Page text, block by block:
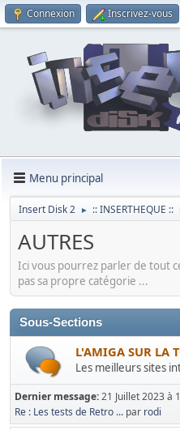
Connexion Inscrivez-vous
Menu principal
Insert Disk 2 ► :: INSERTHEQUE ::
AUTRES
Ici vous pourrez parler de tout
pas sa propre catégorie ...
Sous-Sections
L'AMIGA SUR LA
Les meilleurs sites
Dernier message:21 Juillet 2023 à
Re : Les tests de Retro ... par rodi